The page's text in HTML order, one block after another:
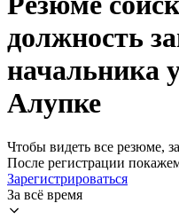
должность
начальника
Алупке
Чтобы видеть все резюме,
После регистрации
Зарегистрироваться
За всё время